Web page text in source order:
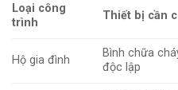
Loại công
trình
Thiết bị cần
Hộ gia đình
Bình chữa
độc lập